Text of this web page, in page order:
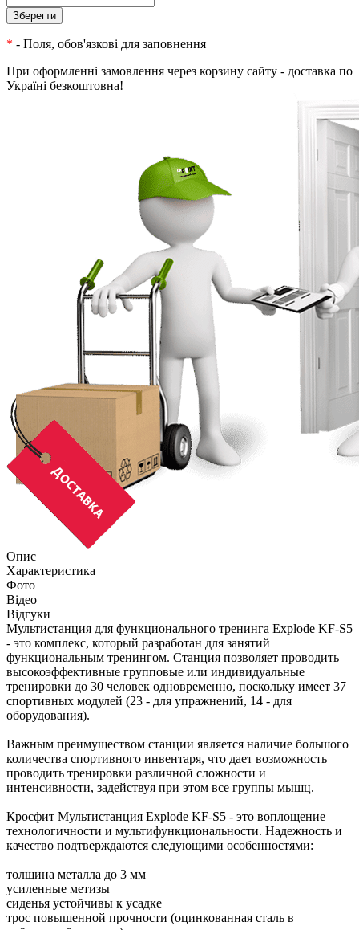
* - Поля, обов'язкові для заповнення
При оформленні замовлення через корзину сайту - доставка по
Україні безкоштовна!
Опис
Характеристика
Фото
Відео
Відгуки
Мультистанция для функционального тренинга Explode KF-S5
- это комплекс, который разработан для занятий
функциональным тренингом. Станция позволяет проводить
высокоэффективные групповые или индивидуальные
тренировки до 30 человек одновременно, поскольку имеет 37
спортивных модулей (23 - для упражнений, 14 - для
оборудования).
Важным преимуществом станции является наличие большого
количества спортивного инвентаря, что дает возможность
проводить тренировки различной сложности и
интенсивности, задействуя при этом все группы мышц.
Кросфит Мультистанция Explode KF-S5 - это воплощение
технологичности и мультифункциональности. Надежность и
качество подтверждаются следующими особенностями:
толщина металла до 3 мм
усиленные метизы
сиденья устойчивы к усадке
трос повышенной прочности (оцинкованная сталь в